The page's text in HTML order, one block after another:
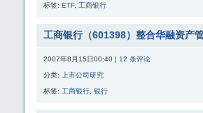
标签: ETF, 工商银行
工商银行（601398）整合华融资产
2007年8月15日00:40 | 12 条评论
分类: 上市公司研究
标签: 工商银行 银行